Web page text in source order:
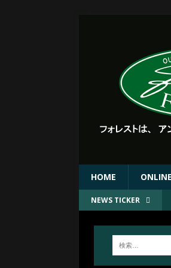
HOME
NEWS TICKER